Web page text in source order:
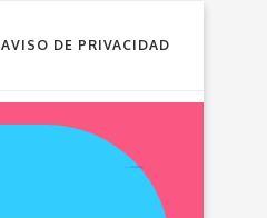
AVISO DE PRIVACIDAD